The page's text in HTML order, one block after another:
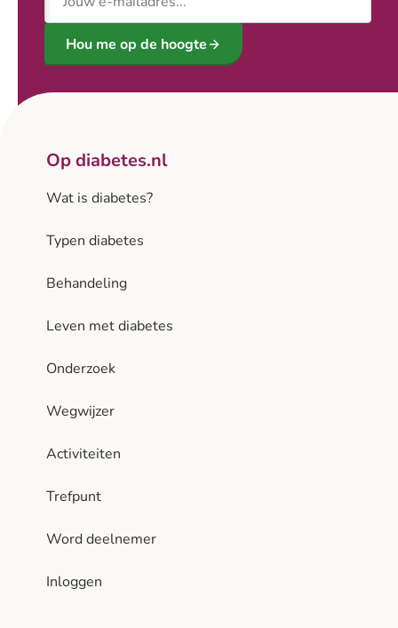
Hou me op de hoogte
Op diabetes.nl
Wat is diabetes?
Typen diabetes
Behandeling
Leven met diabetes
Onderzoek
Wegwijzer
Activiteiten
Trefpunt
Word deelnemer
Inloggen